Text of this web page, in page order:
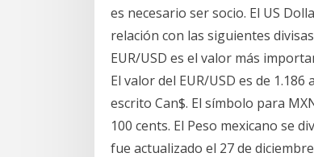
es necesario ser socio. El US
relación con las siguientes
EUR/USD es el valor más
El valor del EUR/USD es de
escrito Can$. El símbolo para
100 cents. El Peso mexicano se
fue actualizado el 27 de